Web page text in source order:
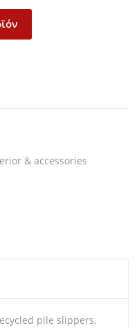
& accessories
pile slippers,